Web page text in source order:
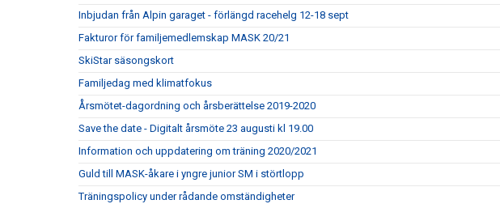
Inbjudan från Alpin garaget - förlängd racehelg 12-18 sept
Fakturor för familjemedlemskap MASK 20/21
SkiStar säsongskort
Familjedag med klimatfokus
Årsmötet-dagordning och årsberättelse 2019-2020
Save the date - Digitalt årsmöte 23 augusti kl 19.00
Information och uppdatering om träning 2020/2021
Guld till MASK-åkare i yngre junior SM i störtlopp
Träningspolicy under rådande omständigheter